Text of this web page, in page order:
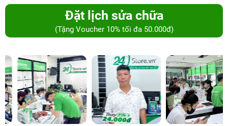
Đặt lịch sửa chữa
(Tặng Voucher 10% tối đa 50.000đ)